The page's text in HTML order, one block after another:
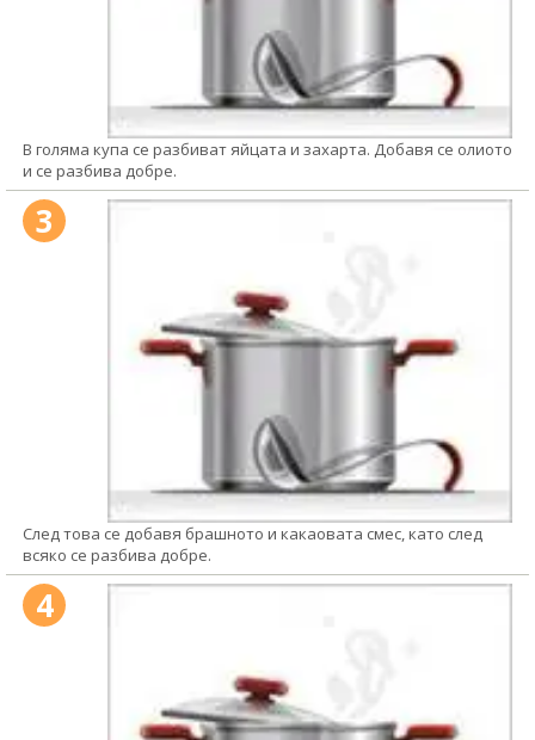
В голяма купа се разбиват яйцата и захарта. Добавя се олиото
и се разбива добре.
3
След това се добавя брашното и какаовата смес, като след
всяко се разбива добре.
4